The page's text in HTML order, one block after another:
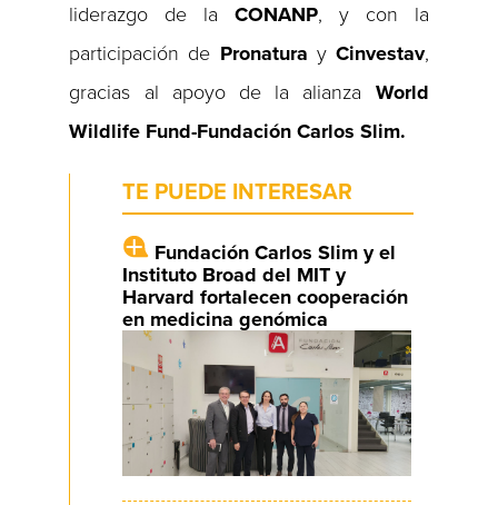
liderazgo de la CONANP, y con la
participación de Pronatura y Cinvestav,
gracias al apoyo de la alianza World
Wildlife Fund-Fundación Carlos Slim.
TE PUEDE INTERESAR
Fundación Carlos Slim y el
Instituto Broad del MIT y
Harvard fortalecen cooperación
en medicina genómica